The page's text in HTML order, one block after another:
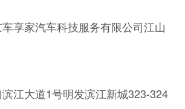
享家汽车科技服务有限公司江山
江大道1号明发滨江新城323-324